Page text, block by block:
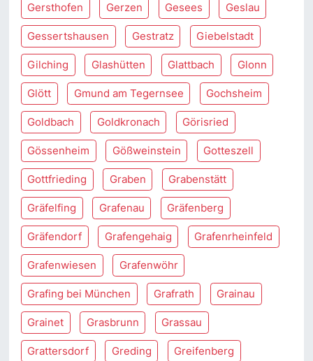
Gersthofen Gerzen Gesees Geslau
Gessertshausen Gestratz Giebelstadt
Gilching Glashütten Glattbach Glonn
Glött Gmund am Tegernsee Gochsheim
Goldbach Goldkronach Görisried
Gössenheim Gößweinstein Gotteszell
Gottfrieding Graben Grabenstätt
Gräfelfing Grafenau Gräfenberg
Gräfendorf Grafengehaig Grafenrheinfeld
Grafenwiesen Grafenwöhr
Grafing bei München Grafrath Grainau
Grainet Grasbrunn Grassau
Grattersdorf Greding Greifenberg